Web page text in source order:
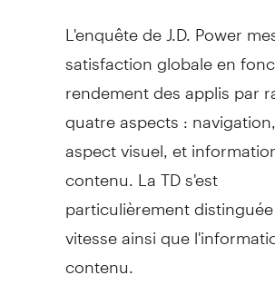
L'enquête de J.D. Power
satisfaction globale en
rendement des applis par
quatre aspects :
aspect visuel, et
contenu. La TD s'est
particulièrement
vitesse ainsi que
contenu.